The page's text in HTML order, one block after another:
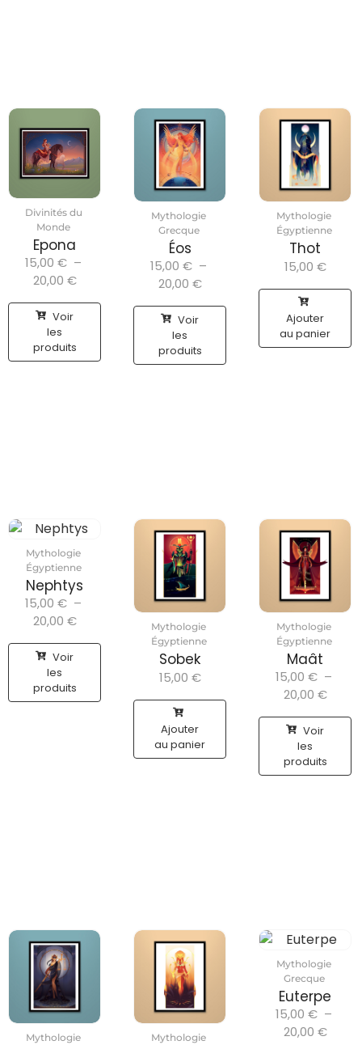
Divinités du
Monde
Epona
15,00 € –
20,00 €
Voir
les
produits
Mythologie
Grecque
Éos
15,00 € –
20,00 €
Voir
les
produits
Mythologie
Égyptienne
Thot
15,00 €
Ajouter
au panier
Mythologie
Égyptienne
Nephtys
15,00 € –
20,00 €
Voir
les
produits
Mythologie
Égyptienne
Sobek
15,00 €
Ajouter
au panier
Mythologie
Égyptienne
Maât
15,00 € –
20,00 €
Voir
les
produits
Mythologie
Mythologie
Mythologie
Grecque
Euterpe
15,00 € –
20,00 €